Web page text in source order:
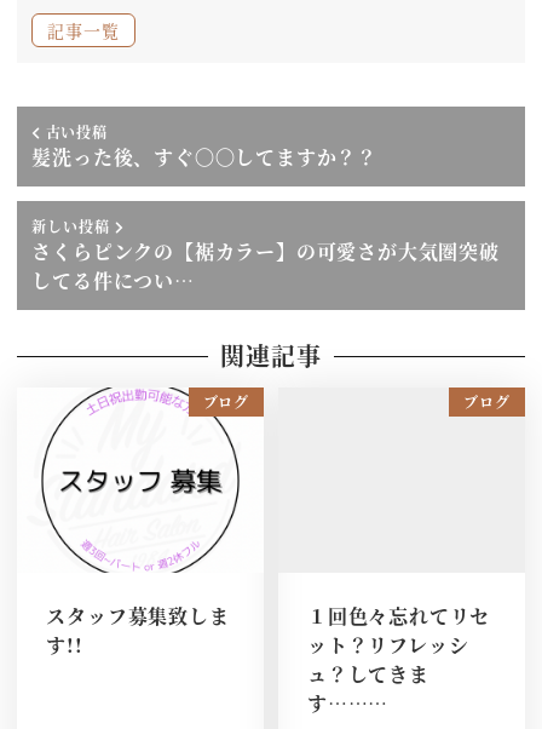
記事一覧
古い投稿
髪洗った後、すぐ〇〇してますか？？
新しい投稿
さくらピンクの【裾カラー】の可愛さが大気圏突破
してる件につい…
関連記事
ブログ
スタッフ募集致しま
す!!
ブログ
１回色々忘れてリセ
ット？リフレッシ
ュ？してきま
す………